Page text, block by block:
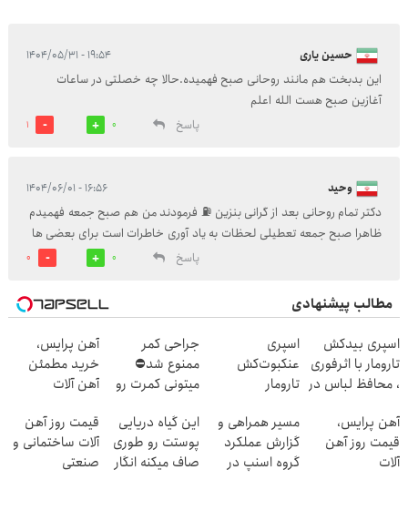
حسین یاری ۱۹:۵۴ - ۱۴۰۴/۰۵/۳۱
این بدبخت هم مانند روحانی صبح فهمیده.حالا چه خصلتی در ساعات
آغازین صبح هست الله اعلم
پاسخ
0
1
وحید ۱۶:۵۶ - ۱۴۰۴/۰۶/۰۱
دکتر تمام روحانی بعد از گرانی بنزین ⛽️ فرمودند من هم صبح جمعه فهمیدم
ظاهرا صبح جمعه تعطیلی لحظات به یاد آوری خاطرات است برای بعضی ها
پاسخ
0
0
مطالب پیشنهادی
اسپری بیدکش
تارومار با اثرفوری
، محافظ لباس در
اسپری
عنکبوت‌‌کش
تارومار
عنکبوت
جراحی کمر
ممنوع شد⛔
میتونی کمرت رو
کنی! 👈🏻
پرسش‌نامه
آهن پرایس،
خرید مطمئن
آهن آلات
آهن پرایس،
قیمت روز آهن
آلات
مسیر همراهی و
گزارش عملکرد
گروه اسنپ در
این گیاه دریایی
پوستت رو طوری
صاف میکنه انگار
قیمت روز آهن
آلات ساختمانی و
صنعتی